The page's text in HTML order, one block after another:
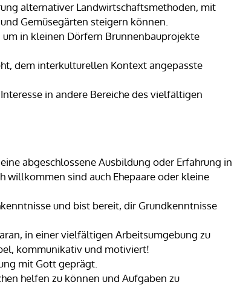
alternativer Landwirtschaftsmethoden, mit
Gemüsegärten steigern können.
in kleinen Dörfern Brunnenbauprojekte
dem interkulturellen Kontext angepasste
in andere Bereiche des vielfältigen
abgeschlossene Ausbildung oder Erfahrung in
willkommen sind auch Ehepaare oder kleine
und bist bereit, dir Grundkenntnisse
in einer vielfältigen Arbeitsumgebung zu
kommunikativ und motiviert!
mit Gott geprägt.
helfen zu können und Aufgaben zu